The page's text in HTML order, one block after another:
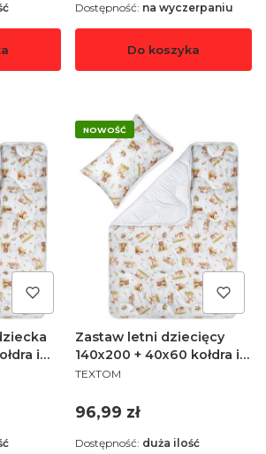
Do koszyka
Dostępność: na wyczerpaniu
i
NOWOŚĆ
Zastaw letni dziecięcy
140x200 + 40x60 kołdra i
poduszka
PRODUCENT
TEXTOM
Cena
96,99 zł
Dostępność: duża ilość